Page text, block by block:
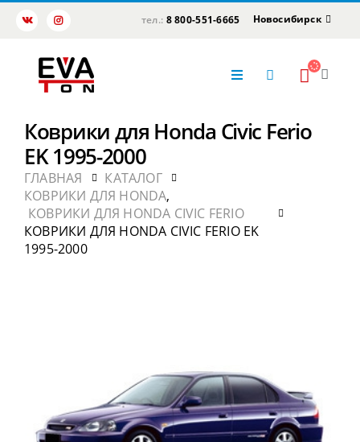
тел.: 8 800-551-6665 Новосибирск
Коврики для Honda Civic Ferio
EK 1995-2000
ГЛАВНАЯ
КАТАЛОГ
КОВРИКИ ДЛЯ HONDA,
КОВРИКИ ДЛЯ HONDA CIVIC FERIO
КОВРИКИ ДЛЯ HONDA CIVIC FERIO EK
1995-2000